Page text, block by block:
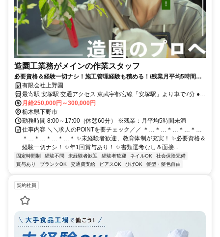
造園工業務がメインの作業スタッフ
必要資格＆経験一切ナシ！施工管理経験も積める！/残業月平均5時間未
満で無理なく働ける
有限会社上野園
最寄駅 安塚駅 交通アクセス 東武宇都宮線「安塚駅」より車で7分 ●車
通勤OK ●駐車場あり
月給250,000円～300,000円
栃木県下野市
勤務時間 8:00～17:00（休憩60分） ※残業：月平均5時間未満
仕事内容 ＼＼求人のPOINTを要チェック／／ ＊…＊…＊…＊…＊…
＊…＊…＊…＊…＊ ✨未経験者歓迎、教育体制が充実！ ✨必要資格＆
経験一切ナシ！ ✨年1回賞与あり！ ✨書類選考なし＆面接...
固定時間制 経験不問 未経験者歓迎 経験者歓迎 ネイルOK
社会保険完備
賞与あり
ブランクOK 交通費支給 ピアスOK ひげOK 髪型・髪色自由
契約社員